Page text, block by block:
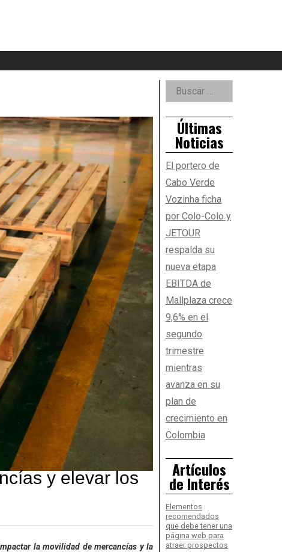
Widget
y elevar los
la movilidad de mercancías y la
Right
Asides
Buscar:
Últimas
Noticias
El portero de
Cabo Verde
Vozinha ficha
por Colo-Colo y
JETOUR
respalda su
nueva etapa
EBITDA de
Mallplaza crece
9,6% en el
segundo
trimestre
mientras
avanza en su
plan de
crecimiento en
Colombia
Artículos
de Interés
Elementos
recomendados
que debe tener una
página web para
atraer prospectos